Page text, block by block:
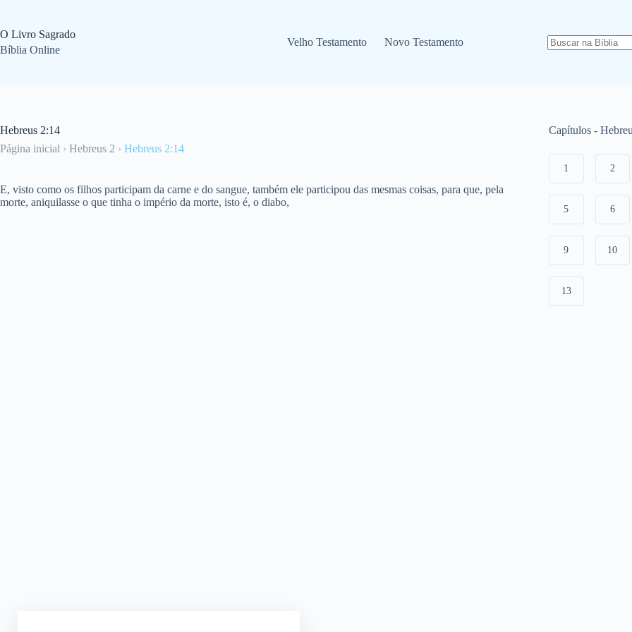
o
conteúdo
O Livro Sagrado
Bíblia Online
Velho Testamento Novo Testamento
Hebreus 2:14
Página inicial › Hebreus 2 › Hebreus 2:14
E, visto como os filhos participam da carne e do sangue, também ele participou das mesmas coisas, para que, pela
morte, aniquilasse o que tinha o império da morte, isto é, o diabo,
Capítulos -
1 2
5 6
9 10
13